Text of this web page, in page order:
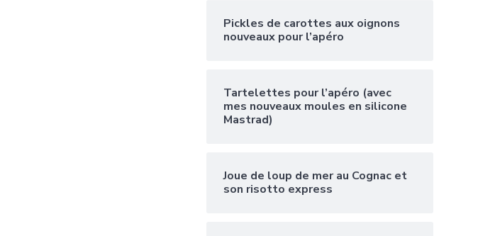
Pickles de carottes aux oignons
nouveaux pour l’apéro
Tartelettes pour l’apéro (avec
mes nouveaux moules en silicone
Mastrad)
Joue de loup de mer au Cognac et
son risotto express